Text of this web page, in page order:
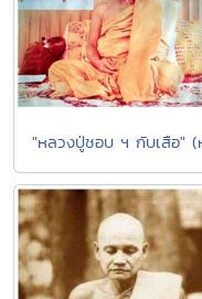
"หลวงปู่ชอบ ฯ กับเสือ"